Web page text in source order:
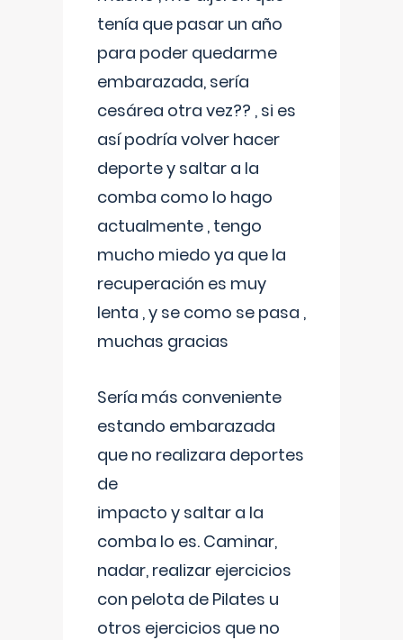
tenía que pasar un año
para poder quedarme
embarazada, sería
cesárea otra vez?? , si es
así podría volver hacer
deporte y saltar a la
comba como lo hago
actualmente , tengo
mucho miedo ya que la
recuperación es muy
lenta , y se como se pasa ,
muchas gracias
Sería más conveniente
estando embarazada
que no realizara deportes
de
impacto y saltar a la
comba lo es. Caminar,
nadar, realizar ejercicios
con pelota de Pilates u
otros ejercicios que no